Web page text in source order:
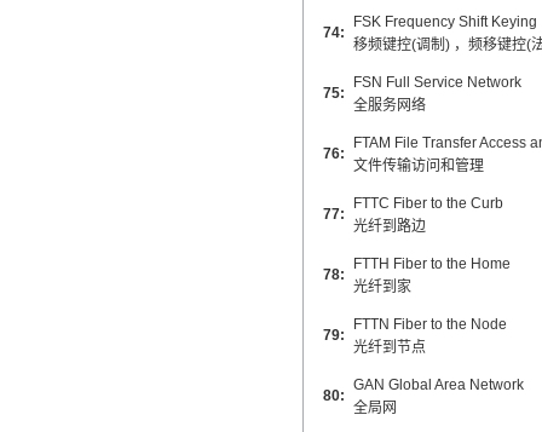
74:
FSK Frequency Shift Keying
移频键控(调制) ，频移键控(
75:
FSN Full Service Network
全服务网络
76:
FTAM File Transfer Access
文件传输访问和管理
77:
FTTC Fiber to the Curb
光纤到路边
78:
FTTH Fiber to the Home
光纤到家
79:
FTTN Fiber to the Node
光纤到节点
80:
GAN Global Area Network
全局网